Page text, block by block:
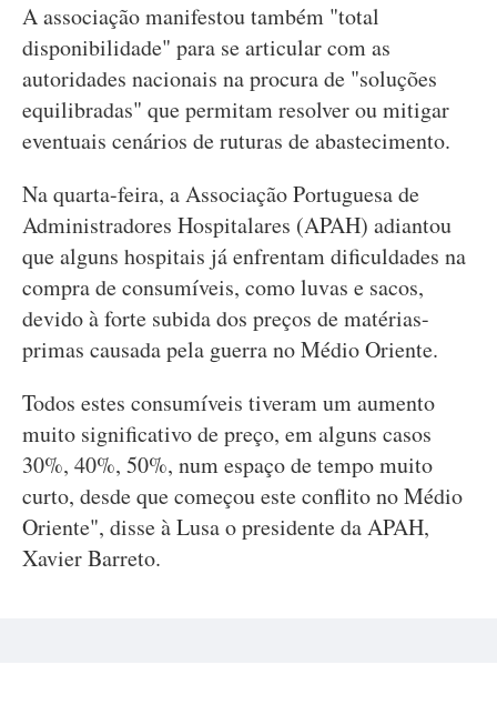
A associação manifestou também "total
disponibilidade" para se articular com as
autoridades nacionais na procura de "soluções
equilibradas" que permitam resolver ou mitigar
eventuais cenários de ruturas de abastecimento.
Na quarta-feira, a Associação Portuguesa de
Administradores Hospitalares (APAH) adiantou
que alguns hospitais já enfrentam dificuldades na
compra de consumíveis, como luvas e sacos,
devido à forte subida dos preços de matérias-
primas causada pela guerra no Médio Oriente.
Todos estes consumíveis tiveram um aumento
muito significativo de preço, em alguns casos
30%, 40%, 50%, num espaço de tempo muito
curto, desde que começou este conflito no Médio
Oriente", disse à Lusa o presidente da APAH,
Xavier Barreto.